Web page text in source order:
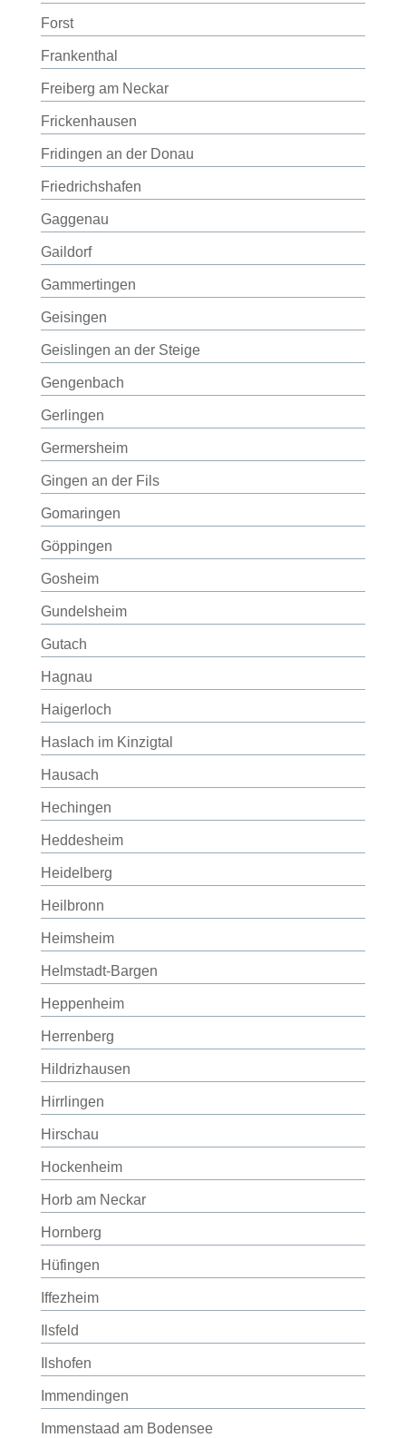
Forst
Frankenthal
Freiberg am Neckar
Frickenhausen
Fridingen an der Donau
Friedrichshafen
Gaggenau
Gaildorf
Gammertingen
Geisingen
Geislingen an der Steige
Gengenbach
Gerlingen
Germersheim
Gingen an der Fils
Gomaringen
Göppingen
Gosheim
Gundelsheim
Gutach
Hagnau
Haigerloch
Haslach im Kinzigtal
Hausach
Hechingen
Heddesheim
Heidelberg
Heilbronn
Heimsheim
Helmstadt-Bargen
Heppenheim
Herrenberg
Hildrizhausen
Hirrlingen
Hirschau
Hockenheim
Horb am Neckar
Hornberg
Hüfingen
Iffezheim
Ilsfeld
Ilshofen
Immendingen
Immenstaad am Bodensee